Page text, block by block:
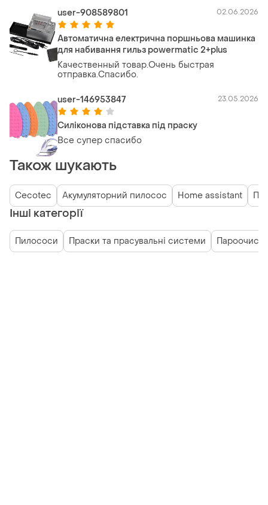
user-908589801 02.06.2026
Автоматична електрична поршньова машинка
для набивання гильз powermatic 2+plus
Качественный товар.Очень быстрая
отправка.Спасибо.
user-146953847 23.05.2026
Силіконова підставка під праску
Все супер спасибо
Також шукають
Cecotec Акумуляторний пилосос Home assistant
Інші категорії
Пилососи Праски та прасувальні системи